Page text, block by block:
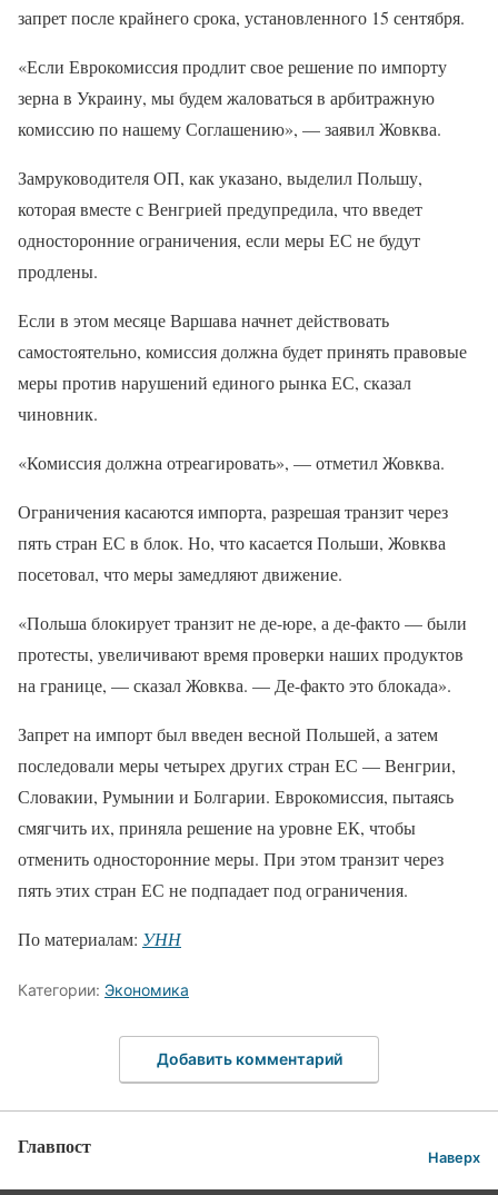
запрет после крайнего срока, установленного 15 сентября.
«Если Еврокомиссия продлит свое решение по импорту
зерна в Украину, мы будем жаловаться в арбитражную
комиссию по нашему Соглашению», — заявил Жовква.
Замруководителя ОП, как указано, выделил Польшу,
которая вместе с Венгрией предупредила, что введет
односторонние ограничения, если меры ЕС не будут
продлены.
Если в этом месяце Варшава начнет действовать
самостоятельно, комиссия должна будет принять правовые
меры против нарушений единого рынка ЕС, сказал
чиновник.
«Комиссия должна отреагировать», — отметил Жовква.
Ограничения касаются импорта, разрешая транзит через
пять стран ЕС в блок. Но, что касается Польши, Жовква
посетовал, что меры замедляют движение.
«Польша блокирует транзит не де-юре, а де-факто — были
протесты, увеличивают время проверки наших продуктов
на границе, — сказал Жовква. — Де-факто это блокада».
Запрет на импорт был введен весной Польшей, а затем
последовали меры четырех других стран ЕС — Венгрии,
Словакии, Румынии и Болгарии. Еврокомиссия, пытаясь
смягчить их, приняла решение на уровне ЕК, чтобы
отменить односторонние меры. При этом транзит через
пять этих стран ЕС не подпадает под ограничения.
По материалам: УНН
Категории: Экономика
Добавить комментарий
Главпост Наверх